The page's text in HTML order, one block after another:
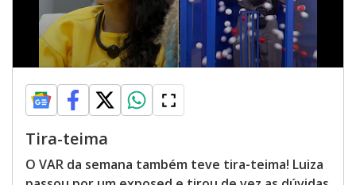
Tira-teima
O VAR da semana também teve tira-teima! Luiza